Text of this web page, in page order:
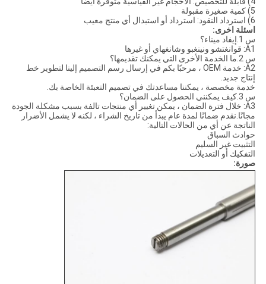
5) كمية صغيرة مقبولة
6) استرداد النقود: استرداد أو استبدال أي منتج معيب
اسئلة اخرى:
س 1.إيفاد ميناء؟
A1: قوانغتشو ونينغبو وشانغهاي أو غيرها
س 2.ما الخدمة الأخرى التي يمكنك تقديمها؟
A2: خدمة OEM ، مرحبًا بكم في إرسال رسم التصميم إلينا لتطوير خط
إنتاج جديد.
خدمة مخصصة ، يمكننا مساعدتك في تصميم التعبئة الخاصة بك.
س 3.كيف يمكنني الحصول على الضمان؟
A3: خلال فترة الضمان ، يمكن تغيير أي منتجات تالفة بسبب مشكلة الجودة
مجانًا.نقدم ضمانًا لمدة عام يبدأ من تاريخ الشراء ، لكنه لا يشمل الأضرار
الناتجة عن أي من الحالات التالية:
حوادث السباق
التثبيت غير السليم
التفكيك أو التعديلات
صورة: